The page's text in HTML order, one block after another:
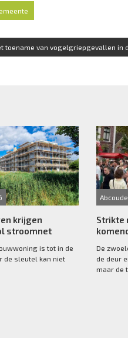
toename van vogelgriepgevallen in
krijgen
stroomnet
is tot in de
de sleutel kan niet
Strikte
De
de deur
maar de